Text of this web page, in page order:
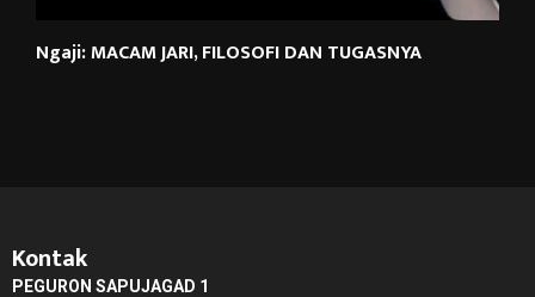
Ngaji: MACAM JARI, FILOSOFI DAN TUGASNYA
Kontak
PEGURON SAPUJAGAD 1